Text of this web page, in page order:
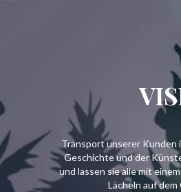
Transport unserer Kunden
Geschichte und der
und lassen sie alle mit
Lächeln auf dem